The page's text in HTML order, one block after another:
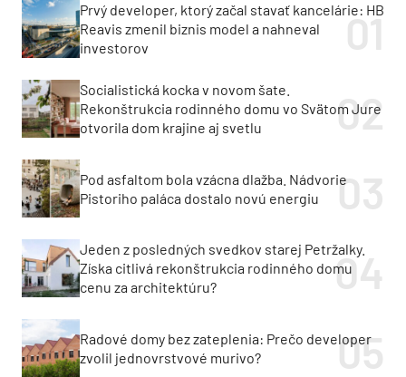
Prvý developer, ktorý začal stavať kancelárie: HB
Reavis zmenil biznis model a nahneval
investorov
Socialistická kocka v novom šate.
Rekonštrukcia rodinného domu vo Svätom Jure
otvorila dom krajine aj svetlu
Pod asfaltom bola vzácna dlažba. Nádvorie
Pistoriho paláca dostalo novú energiu
Jeden z posledných svedkov starej Petržalky.
Získa citlivá rekonštrukcia rodinného domu
cenu za architektúru?
Radové domy bez zateplenia: Prečo developer
zvolil jednovrstvové murivo?